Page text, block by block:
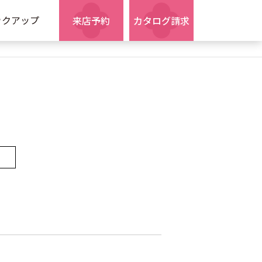
クアップ 来店予約 カタログ請求